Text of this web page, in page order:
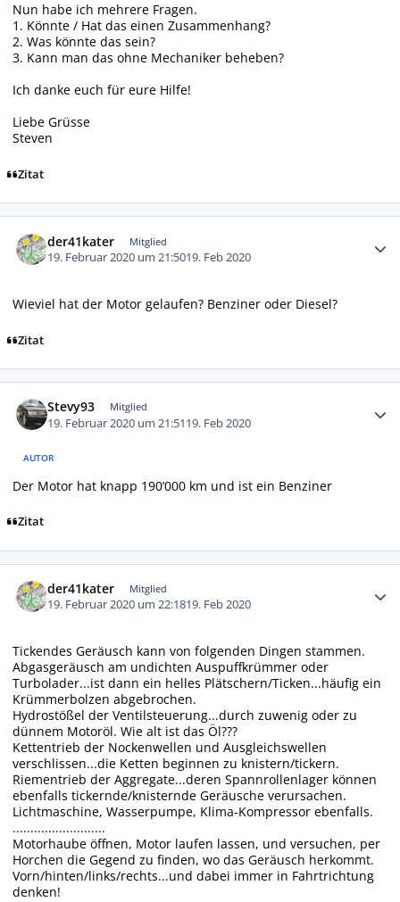
Nun habe ich mehrere Fragen.
1. Könnte / Hat das einen Zusammenhang?
2. Was könnte das sein?
3. Kann man das ohne Mechaniker beheben?
Ich danke euch für eure Hilfe!
Liebe Grüsse
Steven
Zitat
der41kater Mitglied
19. Februar 2020 um 21:5019. Feb 2020
Wieviel hat der Motor gelaufen? Benziner oder Diesel?
Zitat
Stevy93 Mitglied
19. Februar 2020 um 21:5119. Feb 2020
AUTOR
Der Motor hat knapp 190‘000 km und ist ein Benziner
Zitat
der41kater Mitglied
19. Februar 2020 um 22:1819. Feb 2020
Tickendes Geräusch kann von folgenden Dingen stammen.
Abgasgeräusch am undichten Auspuffkrümmer oder
Turbolader...ist dann ein helles Plätschern/Ticken...häufig ein
Krümmerbolzen abgebrochen.
Hydrostößel der Ventilsteuerung...durch zuwenig oder zu
dünnem Motoröl. Wie alt ist das Öl???
Kettentrieb der Nockenwellen und Ausgleichswellen
verschlissen...die Ketten beginnen zu knistern/tickern.
Riementrieb der Aggregate...deren Spannrollenlager können
ebenfalls tickernde/knisternde Geräusche verursachen.
Lichtmaschine, Wasserpumpe, Klima-Kompressor ebenfalls.
..........................
Motorhaube öffnen, Motor laufen lassen, und versuchen, per
Horchen die Gegend zu finden, wo das Geräusch herkommt.
Vorn/hinten/links/rechts...und dabei immer in Fahrtrichtung
denken!